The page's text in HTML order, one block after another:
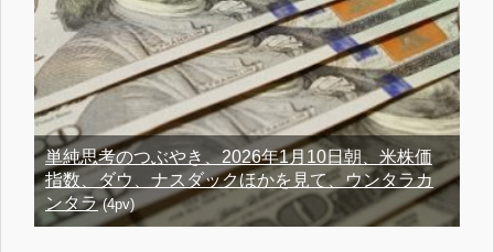
単純思考のつぶやき、2026年1月10日朝、米株価
指数、ダウ、ナスダックほかを見て、ウンタラカ
ンタラ(4pv)